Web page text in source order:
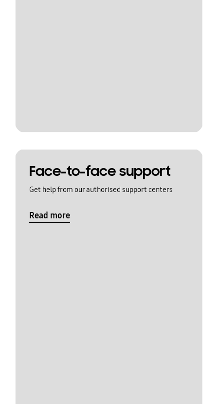
Face-to-face support
Get help from our authorised support centers
Read more